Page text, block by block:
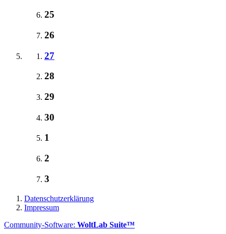
25
26
27
28
29
30
1
2
3
Datenschutzerklärung
Impressum
Community-Software: WoltLab Suite™